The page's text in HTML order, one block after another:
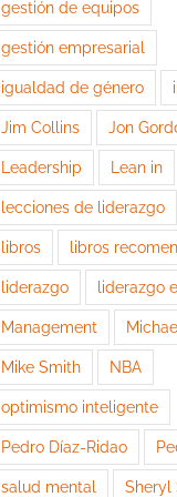
gestión de equipos
gestión empresarial
igualdad de género
Jim Collins Jon
Leadership Lean in
lecciones de liderazgo
libros libros
liderazgo liderazgo
Management
Mike Smith NBA
optimismo inteligente
Pedro Díaz-Ridao
salud mental Sheryl